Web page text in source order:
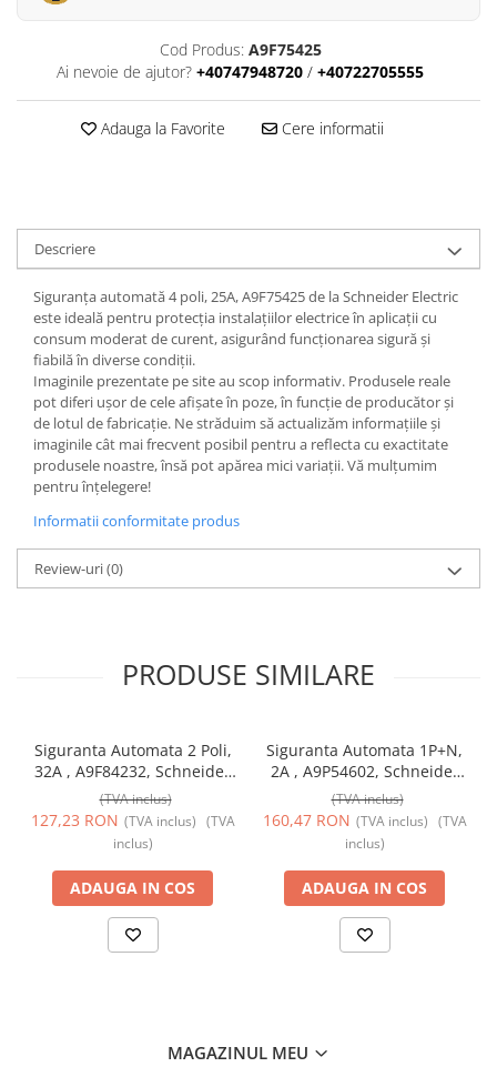
Cod Produs: A9F75425
Ai nevoie de ajutor? +40747948720 / +40722705555
Adauga la Favorite Cere informatii
Descriere
Siguranța automată 4 poli, 25A, A9F75425 de la Schneider Electric
este ideală pentru protecția instalațiilor electrice în aplicații cu
consum moderat de curent, asigurând funcționarea sigură și
fiabilă în diverse condiții.
Imaginile prezentate pe site au scop informativ. Produsele reale
pot diferi ușor de cele afișate în poze, în funcție de producător și
de lotul de fabricație. Ne străduim să actualizăm informațiile și
imaginile cât mai frecvent posibil pentru a reflecta cu exactitate
produsele noastre, însă pot apărea mici variații. Vă mulțumim
pentru înțelegere!
Informatii conformitate produs
Review-uri(0)
PRODUSE SIMILARE
Siguranta Automata 2 Poli,
32A , A9F84232, Schneider
Electric
(TVA inclus)
127,23 RON (TVA inclus) (TVA
inclus)
ADAUGA IN COS
Siguranta Automata 1P+N,
2A , A9P54602, Schneider
Electric
(TVA inclus)
160,47 RON (TVA inclus) (TVA
inclus)
ADAUGA IN COS
MAGAZINUL MEU